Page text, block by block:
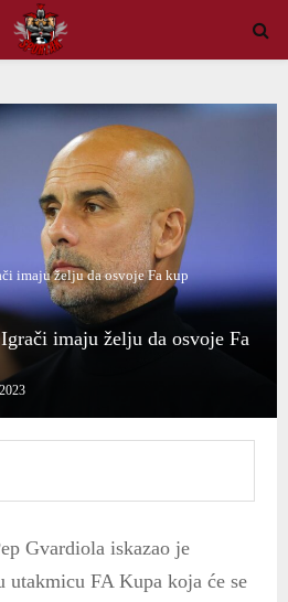
imaju želju da osvoje Fa kup
imaju želju da osvoje Fa
Gvardiola iskazao je
utakmicu FA Kupa koja će se